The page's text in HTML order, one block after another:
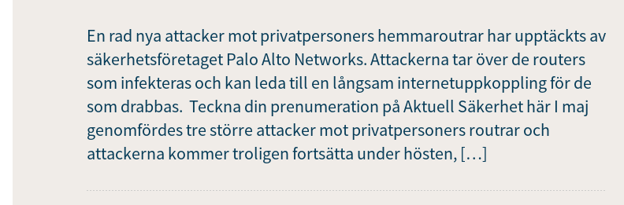
En rad nya attacker mot privatpersoners hemmaroutrar har upptäckts av
säkerhetsföretaget Palo Alto Networks. Attackerna tar över de routers
som infekteras och kan leda till en långsam internetuppkoppling för de
som drabbas. Teckna din prenumeration på Aktuell Säkerhet här I maj
genomfördes tre större attacker mot privatpersoners routrar och
attackerna kommer troligen fortsätta under hösten, […]